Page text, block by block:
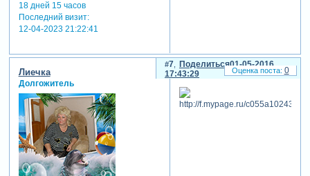
18 дней 15 часов
Последний визит:
12-04-2023 21:22:41
Поделиться
7
01-05-2016
17:43:29
Лиечка
Долгожитель
0